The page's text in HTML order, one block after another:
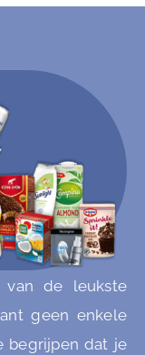
van de leukste
geen enkele
begrijpen dat je